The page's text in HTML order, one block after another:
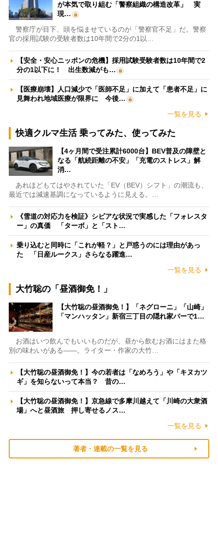
が本気で取り組む「警察組織の構造改革」 実
現…
警察庁が目下、頭を悩ませているのが「警察官不足」だ。警察
官の採用試験の受験者数は10年間で2分の1以…
【安全・安心ニッポンの危機】採用試験受験者数は10年間で2
分の1以下に！ 出生数減がも…
【医療崩壊】人口減少で「医師不足」に加えて「患者不足」に
見舞われ地域医療が限界に 今後…
一覧を見る
快適クルマ生活 乗ってみた、使ってみた
【4ヶ月間で受注累計6000台】BEV普及の障壁と
なる「航続距離の不安」「充電のストレス」解
消…
あれほどもてはやされていた「EV（BEV）シフト」の潮流も、
最近では減速基調になっているように見える。…
《雪道の対応力を検証》シビアな状況で実感した「フォレスタ
ー」の真価 「ターボ」と「スト…
乗り込むと同時に「これが軽？」と戸惑うのには理由があっ
た 「日産ルークス」さらなる躍進…
一覧を見る
大竹聡の「昼酒御免！」
【大竹聡の昼酒御免！】「ネグローニ」「山崎」
「マンハッタン」新宿三丁目の隠れ家バーで1…
お酒はいつ飲んでもいいものだが、昼から飲むお酒にはまた格
別の味わいがある――。ライター・作家の大竹…
【大竹聡の昼酒御免！】今の若者は「なめろう」や「キヌカツ
ギ」を知らないって本当？ 昔の…
【大竹聡の昼酒御免！】京急線で多摩川越えて「川崎の大衆酒
場」へと昼酒旅 押し寄せるノス…
一覧を見る
著者・連載の一覧を見る